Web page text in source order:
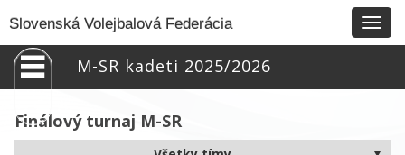
Slovenská Volejbalová Federácia
M-SR kadeti 2025/2026
Finálový turnaj M-SR